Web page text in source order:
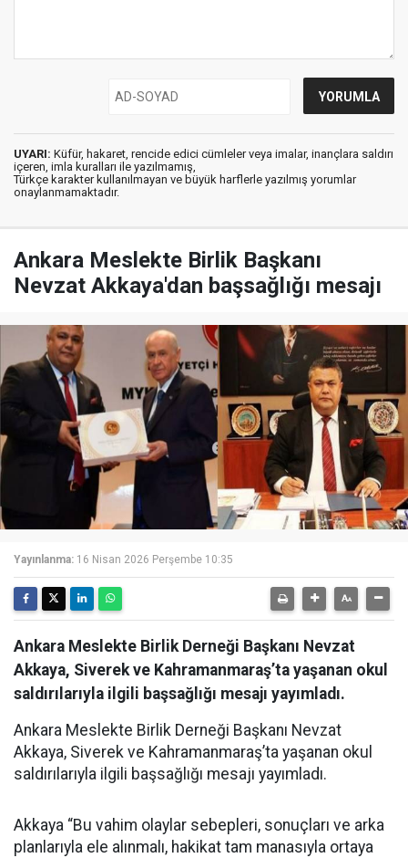
UYARI: Küfür, hakaret, rencide edici cümleler veya imalar, inançlara saldırı
içeren, imla kuralları ile yazılmamış,
Türkçe karakter kullanılmayan ve büyük harflerle yazılmış yorumlar
onaylanmamaktadır.
Ankara Meslekte Birlik Başkanı
Nevzat Akkaya'dan başsağlığı mesajı
Yayınlanma: 16 Nisan 2026 Perşembe 10:35
Ankara Meslekte Birlik Derneği Başkanı Nevzat
Akkaya, Siverek ve Kahramanmaraş’ta yaşanan okul
saldırılarıyla ilgili başsağlığı mesajı yayımladı.
Ankara Meslekte Birlik Derneği Başkanı Nevzat
Akkaya, Siverek ve Kahramanmaraş’ta yaşanan okul
saldırılarıyla ilgili başsağlığı mesajı yayımladı.
Akkaya “Bu vahim olaylar sebepleri, sonuçları ve arka
planlarıyla ele alınmalı, hakikat tam manasıyla ortaya